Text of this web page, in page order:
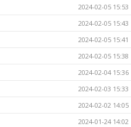
2024-02-05 15:53
2024-02-05 15:43
2024-02-05 15:41
2024-02-05 15:38
2024-02-04 15:36
2024-02-03 15:33
2024-02-02 14:05
2024-01-24 14:02